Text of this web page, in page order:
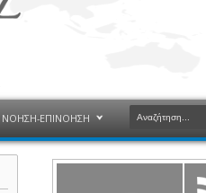
ΝΟΗΣΗ-ΕΠΙΝΟΗΣΗ